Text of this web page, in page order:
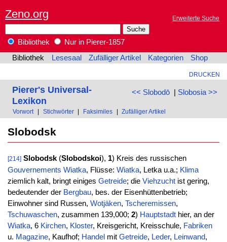
Zeno.org Erweiterte Suche
Bibliothek
Nur in Pierer-1857
Bibliothek
Lesesaal Zufälliger Artikel Kategorien Shop
DRUCKEN
<< Slobodō| Slobosia >>
Pierer's Universal-
Lexikon
Vorwort Stichwörter Faksimiles Zufälliger Artikel
Slobodsk
[214] Slobodsk(Slobodskoi), 1) Kreis des russischen
Gouvernements Wiatka, Flüsse: Wiatka, Letka u.a.; Klima
ziemlich kalt, bringt einiges Getreide; die Viehzuchtist gering,
bedeutender der Bergbau, bes. der Eisenhüttenbetrieb;
Einwohner sind Russen, Wotjäken, Tscheremissen,
Tschuwaschen, zusammen 139,000; 2) Hauptstadthier, an der
Wiatka, 6 Kirchen, Kloster, Kreisgericht, Kreisschule, Fabriken
u. Magazine, Kaufhof; Handel mit Getreide, Leder, Leinwand,